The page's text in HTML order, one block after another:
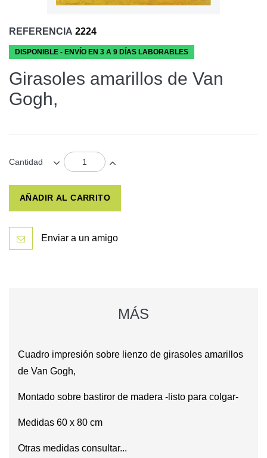
REFERENCIA 2224
DISPONIBLE - ENVÍO EN 3 A 9 DÍAS LABORABLES
Girasoles amarillos de Van
Gogh,
Cantidad
AÑADIR AL CARRITO
Enviar a un amigo
MÁS
Cuadro impresión sobre lienzo de girasoles amarillos
de Van Gogh,
Montado sobre bastiror de madera -listo para colgar-
Medidas 60 x 80 cm
Otras medidas consultar...